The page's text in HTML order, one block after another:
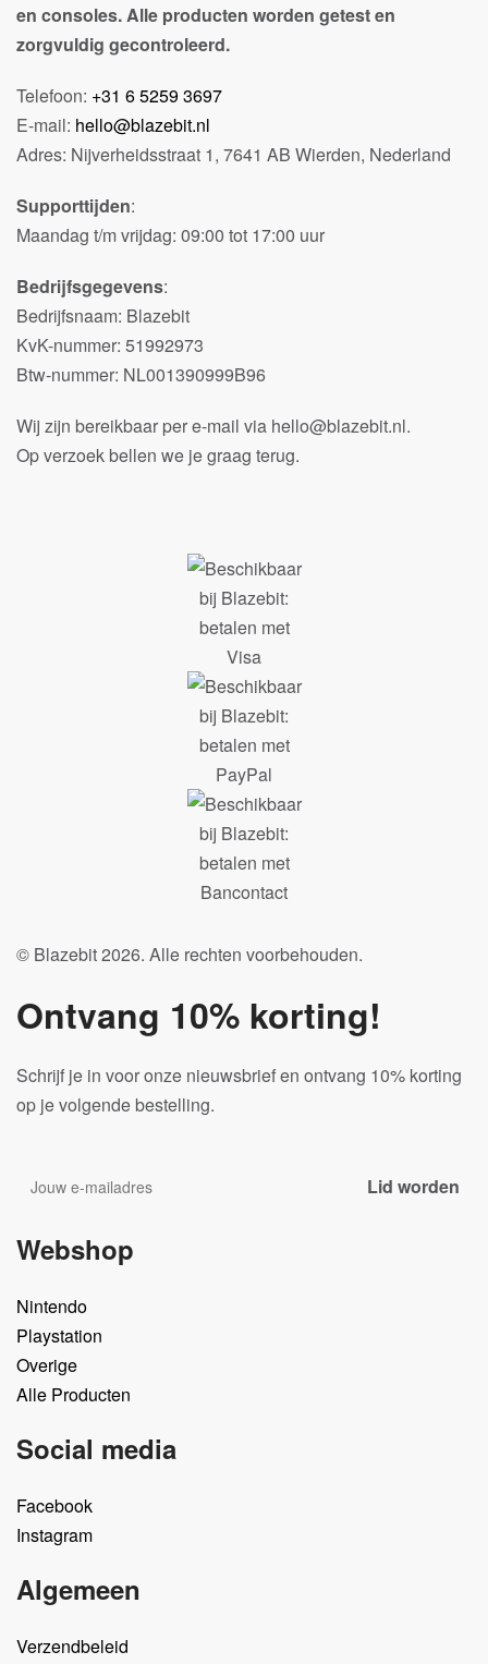
en consoles. Alle producten worden getest en
zorgvuldig gecontroleerd.
Telefoon: +31 6 5259 3697
E-mail: hello@blazebit.nl
Adres: Nijverheidsstraat 1, 7641 AB Wierden, Nederland
Supporttijden:
Maandag t/m vrijdag: 09:00 tot 17:00 uur
Bedrijfsgegevens:
Bedrijfsnaam: Blazebit
KvK-nummer: 51992973
Btw-nummer: NL001390999B96
Wij zijn bereikbaar per e-mail via hello@blazebit.nl.
Op verzoek bellen we je graag terug.
© Blazebit 2026. Alle rechten voorbehouden.
Ontvang 10% korting!
Schrijf je in voor onze nieuwsbrief en ontvang 10% korting
op je volgende bestelling.
Webshop
Nintendo
Playstation
Overige
Alle Producten
Social media
Facebook
Instagram
Algemeen
Verzendbeleid